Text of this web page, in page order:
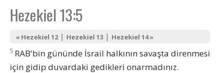
Hezekiel 13:5
« Hezekiel 12| Hezekiel 13 | Hezekiel 14 »
5 RAB'bin gününde İsrail halkının savaşta direnmesi
için gidip duvardaki gedikleri onarmadınız.